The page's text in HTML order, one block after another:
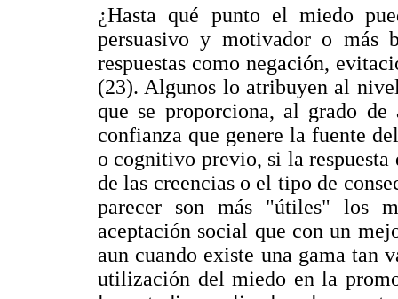
¿Hasta qué punto el miedo
persuasivo y motivador o más
respuestas como negación,
(23). Algunos lo atribuyen al
que se proporciona, al grado
confianza que genere la fuente
o cognitivo previo, si la respuesta
de las creencias o el tipo de
parecer son más "útiles" los
aceptación social que con un
aun cuando existe una gama tan
utilización del miedo en la